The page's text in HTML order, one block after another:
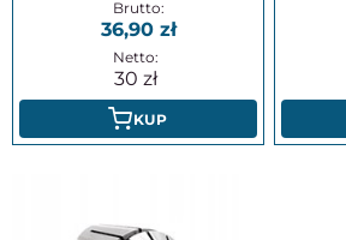
36,90
30
KUP